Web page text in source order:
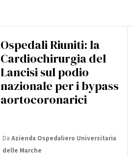
Ospedali Riuniti: la
Cardiochirurgia del
Lancisi sul podio
nazionale per i bypass
aortocoronarici
Da Azienda Ospedaliero Universitaria
delle Marche